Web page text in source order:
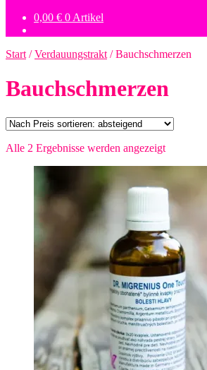
0,00 € 0 Artikel
Start /Verdauungstrakt /Bauchschmerzen
Bauchschmerzen
Alle 2 Ergebnisse werden angezeigtNach
absteigend